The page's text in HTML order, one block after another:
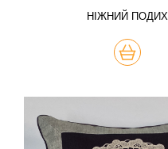
НІЖНИЙ ПОДИХ
КУПИТЬ